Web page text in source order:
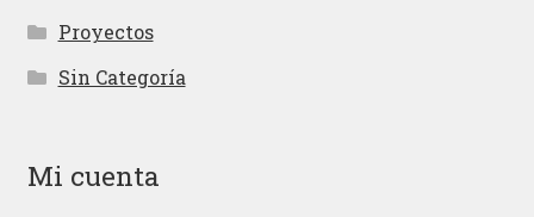
Proyectos
Sin Categoría
Mi cuenta